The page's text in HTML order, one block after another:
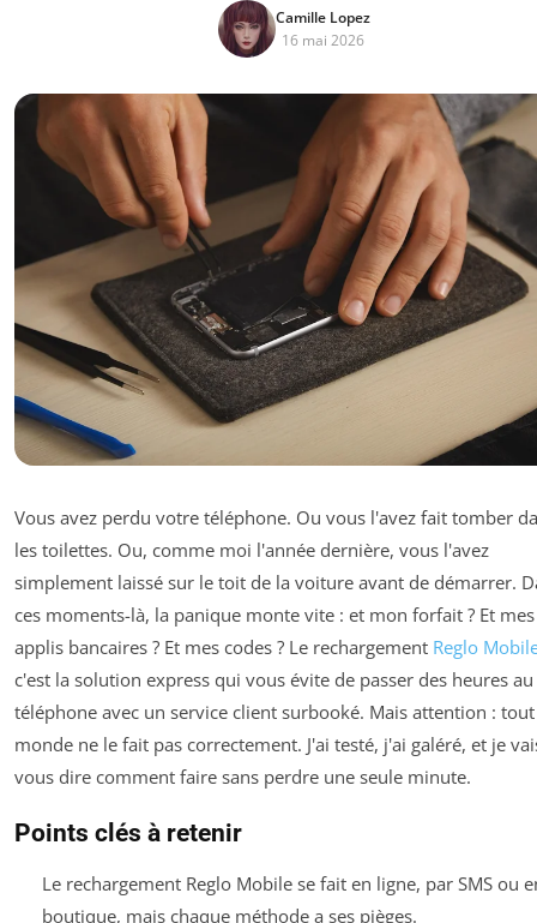
Camille Lopez
16 mai 2026
Vous avez perdu votre téléphone. Ou vous l'avez fait tomber
les toilettes. Ou, comme moi l'année dernière, vous l'avez
simplement laissé sur le toit de la voiture avant de démarrer.
ces moments-là, la panique monte vite : et mon forfait ? Et mes
applis bancaires ? Et mes codes ? Le rechargement Reglo
c'est la solution express qui vous évite de passer des heures au
téléphone avec un service client surbooké. Mais attention :
monde ne le fait pas correctement. J'ai testé, j'ai galéré, et je
vous dire comment faire sans perdre une seule minute.
Points clés à retenir
Le rechargement Reglo Mobile se fait en ligne, par SMS ou
boutique, mais chaque méthode a ses pièges.